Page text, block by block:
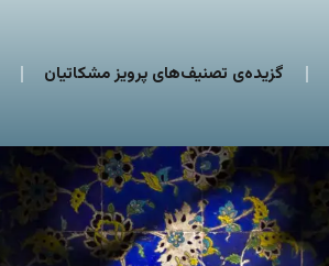
گزیده‌ی تصنیف‌های پرویز مشکاتیان